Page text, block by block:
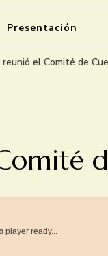
Presentación
reunió el Comité de
player ready...